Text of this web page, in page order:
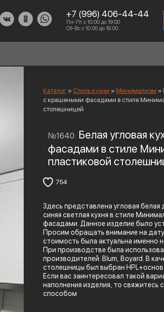
+7 (996) 406-44-44
Пн-Пт с 10:00 до 19:00
Сб-Вс с 10:00 до 18:00
ОТЗЫВЫ КЛИЕНТОВ
ПРИСОЕДИНИТЬСЯ
Каталог » Стиль кухни »Минимализм »
с крашеными фасадами в стиле
столешницей
№1640. Белая угловая
фасадами в стиле
пластиковой
754
Здесь представлена угловая белая
синяя светлая кухня в стиле
фасадами. Данное изделие было
Просим обращать внимание на дату
стоимость была актуальна именно
При производстве была
производителей: Blum, Boyard. В
столешницы был выбран
Если вас заинтересовал такой
наполнения изделия, то свяжитесь
способом